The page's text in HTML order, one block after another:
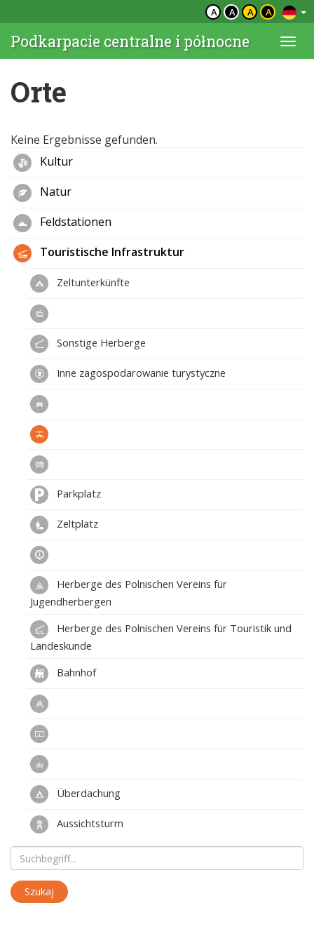
A A A A
Podkarpacie centralne i północne
Orte
Keine Ergebnisse gefunden.
Kultur
Natur
Feldstationen
Touristische Infrastruktur
Zeltunterkünfte
Sonstige Herberge
Inne zagospodarowanie turystyczne
Parkplatz
Zeltplatz
Herberge des Polnischen Vereins für
Jugendherbergen
Herberge des Polnischen Vereins für Touristik und
Landeskunde
Bahnhof
Überdachung
Aussichtsturm